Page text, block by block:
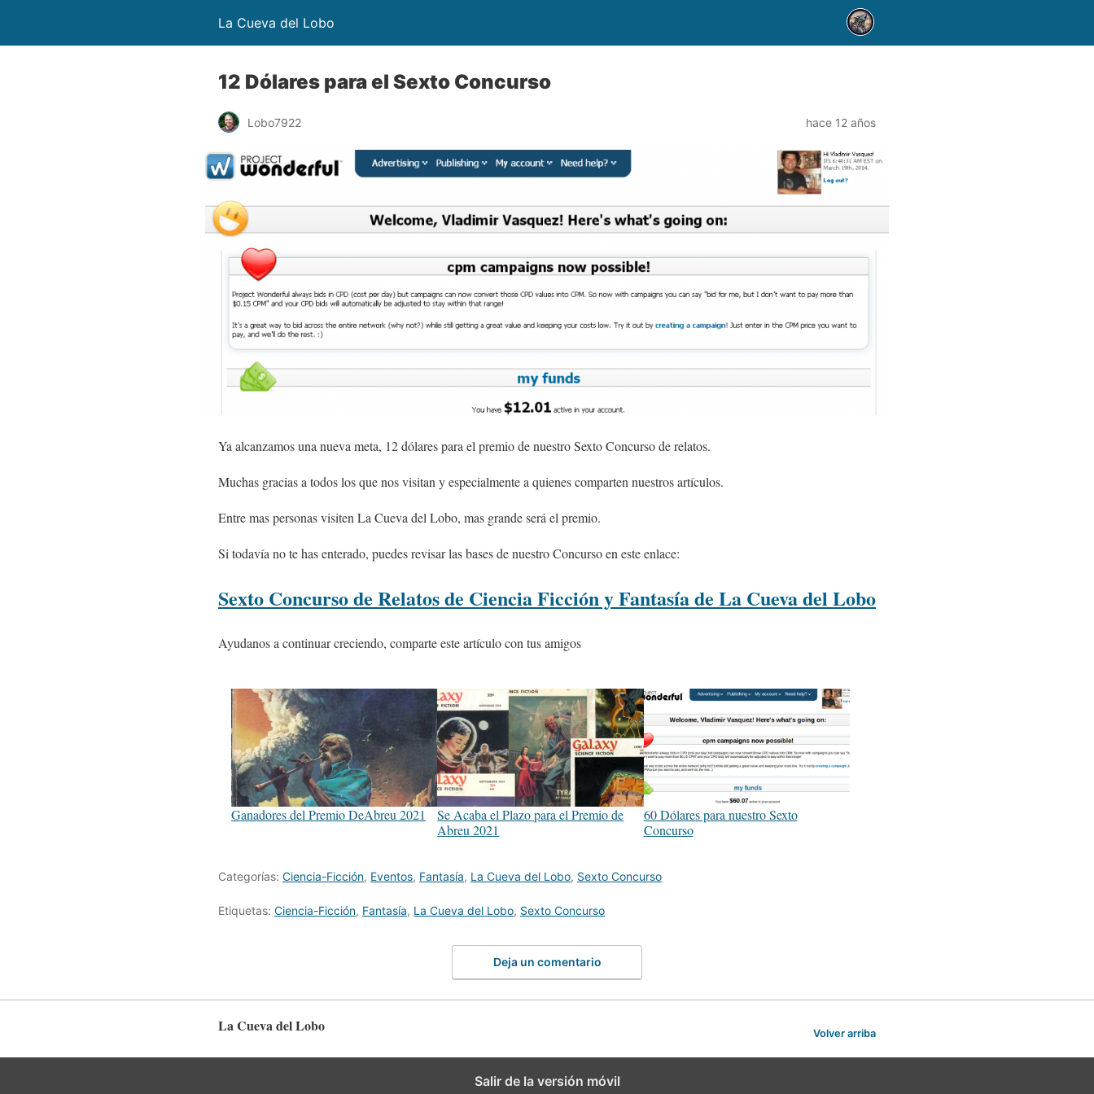
La Cueva del Lobo
12 Dólares para el Sexto Concurso
Lobo7922 hace 12 años
Ya alcanzamos una nueva meta, 12 dólares para el premio de nuestro Sexto Concurso de relatos.
Muchas gracias a todos los que nos visitan y especialmente a quienes comparten nuestros artículos.
Entre mas personas visiten La Cueva del Lobo, mas grande será el premio.
Si todavía no te has enterado, puedes revisar las bases de nuestro Concurso en este enlace:
Sexto Concurso de Relatos de Ciencia Ficción y Fantasía de La Cueva del Lobo
Ayudanos a continuar creciendo, comparte este artículo con tus amigos
Ganadores del Premio DeAbreu 2021
Se Acaba el Plazo para el Premio de
Abreu 2021
60 Dólares para nuestro Sexto
Concurso
Categorías: Ciencia-Ficción, Eventos, Fantasía, La Cueva del Lobo, Sexto Concurso
Etiquetas: Ciencia-Ficción, Fantasía, La Cueva del Lobo, Sexto Concurso
Deja un comentario
La Cueva del Lobo Volver arriba
Salir de la versión móvil